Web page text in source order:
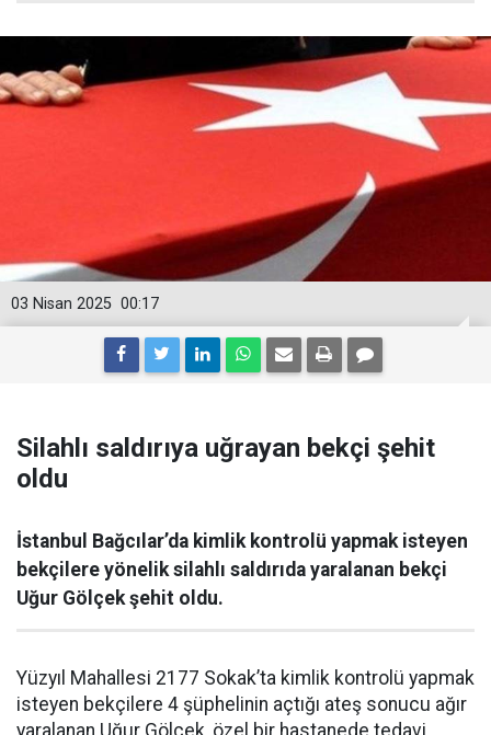
00:17
03 Nisan 2025
Silahlı saldırıya uğrayan bekçi şehit
oldu
İstanbul Bağcılar’da kimlik kontrolü yapmak isteyen
bekçilere yönelik silahlı saldırıda yaralanan bekçi
Uğur Gölçek şehit oldu.
Yüzyıl Mahallesi 2177 Sokak’ta kimlik kontrolü yapmak
isteyen bekçilere 4 şüphelinin açtığı ateş sonucu ağır